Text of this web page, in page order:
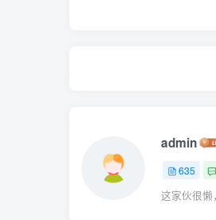
admin
635
这家伙很